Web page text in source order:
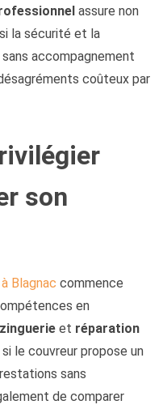
assure non
la sécurité et la
accompagnement
coûteux par
son
Blagnac commence
en
zinguerie et réparation
le couvreur propose un
sans
de comparer